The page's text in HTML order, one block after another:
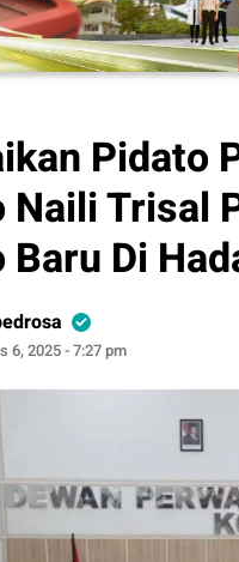
Pidato
Naili Trisal
Baru Di
6, 2025 - 7:27 pm